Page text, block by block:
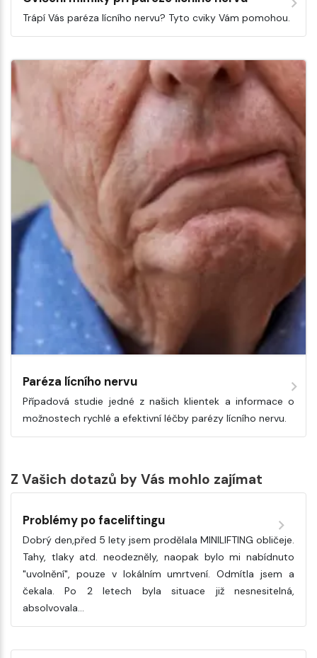
Trápí Vás paréza lícního nervu? Tyto cviky Vám pomohou.
Paréza lícního nervu
Případová studie jedné z našich klientek a informace o
možnostech rychlé a efektivní léčby parézy lícního nervu.
Z Vašich dotazů by Vás mohlo zajímat
Problémy po faceliftingu
Dobrý den,před 5 lety jsem prodělala MINILIFTING obličeje.
Tahy, tlaky atd. neodezněly, naopak bylo mi nabídnuto
"uvolnění", pouze v lokálním umrtvení. Odmítla jsem a
čekala. Po 2 letech byla situace již nesnesitelná,
absolvovala…